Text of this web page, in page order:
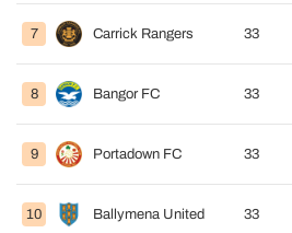
7 Carrick Rangers 33
8 Bangor FC 33
9 Portadown FC 33
10 Ballymena United 33